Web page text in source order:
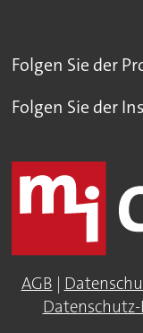
Folgen Sie der
Folgen Sie der
AGB |